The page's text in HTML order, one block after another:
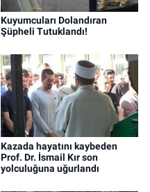
Kuyumcuları Dolandıran
Şüpheli Tutuklandı!
Kazada hayatını kaybeden
Prof. Dr. İsmail Kır son
yolculuğuna uğurlandı